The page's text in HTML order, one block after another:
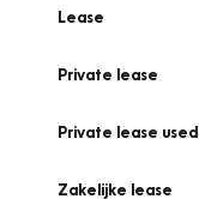
Lease
Private lease
Private lease used
Zakelijke lease